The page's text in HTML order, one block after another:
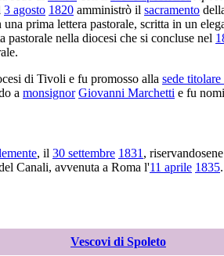
3 agosto 1820 amministrò il sacramento
una prima lettera pastorale, scritta in un
pastorale nella diocesi che si concluse nel
di Tivoli e fu promosso alla sede
a monsignor Giovanni Marchetti e fu
, il 30 settembre 1831,
Canali, avvenuta a Roma l'11 aprile 1835
Vescovi di Spoleto